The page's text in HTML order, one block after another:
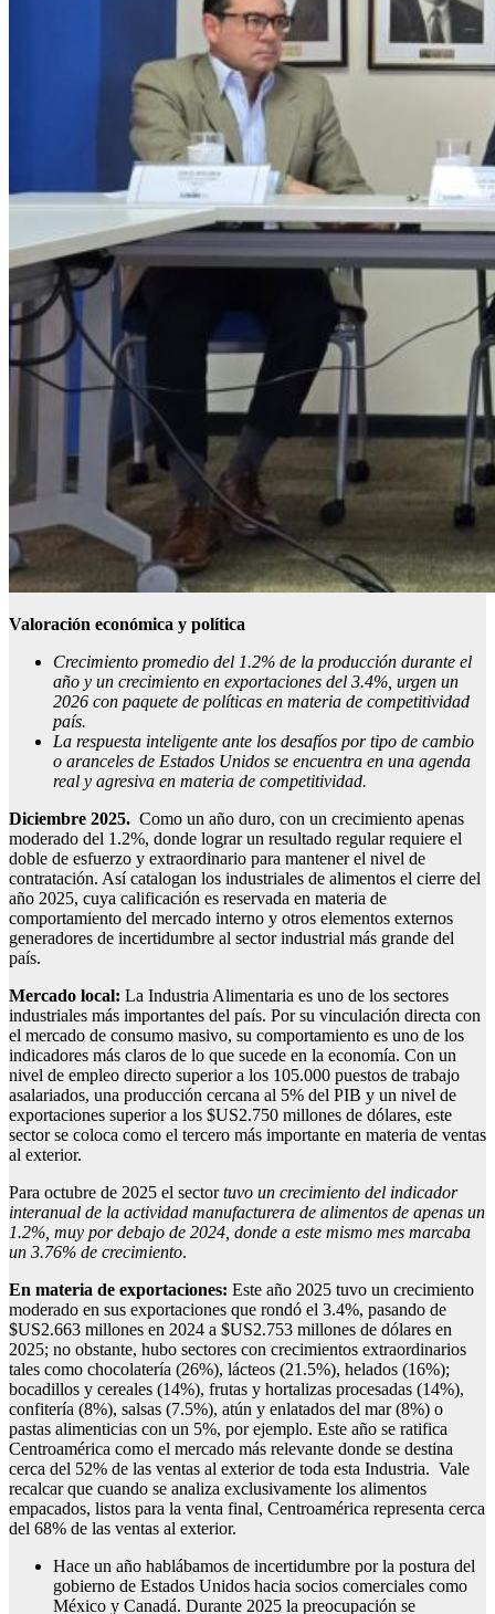
Valoración económica y política
Crecimiento promedio del 1.2% de la producción durante el
año y un crecimiento en exportaciones del 3.4%, urgen un
2026 con paquete de políticas en materia de competitividad
país.
La respuesta inteligente ante los desafíos por tipo de cambio
o aranceles de Estados Unidos se encuentra en una agenda
real y agresiva en materia de competitividad.
Diciembre 2025. Como un año duro, con un crecimiento apenas
moderado del 1.2%, donde lograr un resultado regular requiere el
doble de esfuerzo y extraordinario para mantener el nivel de
contratación. Así catalogan los industriales de alimentos el cierre del
año 2025, cuya calificación es reservada en materia de
comportamiento del mercado interno y otros elementos externos
generadores de incertidumbre al sector industrial más grande del
país.
Mercado local: La Industria Alimentaria es uno de los sectores
industriales más importantes del país. Por su vinculación directa con
el mercado de consumo masivo, su comportamiento es uno de los
indicadores más claros de lo que sucede en la economía. Con un
nivel de empleo directo superior a los 105.000 puestos de trabajo
asalariados, una producción cercana al 5% del PIB y un nivel de
exportaciones superior a los $US2.750 millones de dólares, este
sector se coloca como el tercero más importante en materia de ventas
al exterior.
Para octubre de 2025 el sectortuvo un crecimiento del indicador
interanual de la actividad manufacturera de alimentos de apenas un
1.2%, muy por debajo de 2024, donde a este mismo mes marcaba
un 3.76% de crecimiento.
En materia de exportaciones: Este año 2025 tuvo un crecimiento
moderado en sus exportaciones que rondó el 3.4%, pasando de
$US2.663 millones en 2024 a $US2.753 millones de dólares en
2025; no obstante, hubo sectores con crecimientos extraordinarios
tales como chocolatería (26%), lácteos (21.5%), helados (16%);
bocadillos y cereales (14%), frutas y hortalizas procesadas (14%),
confitería (8%), salsas (7.5%), atún y enlatados del mar (8%) o
pastas alimenticias con un 5%, por ejemplo. Este año se ratifica
Centroamérica como el mercado más relevante donde se destina
cerca del 52% de las ventas al exterior de toda esta Industria. Vale
recalcar que cuando se analiza exclusivamente los alimentos
empacados, listos para la venta final, Centroamérica representa cerca
del 68% de las ventas al exterior.
Hace un año hablábamos de incertidumbre por la postura del
gobierno de Estados Unidos hacia socios comerciales como
México y Canadá. Durante 2025 la preocupación se